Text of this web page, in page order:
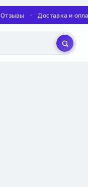
Отзывы Доставка и